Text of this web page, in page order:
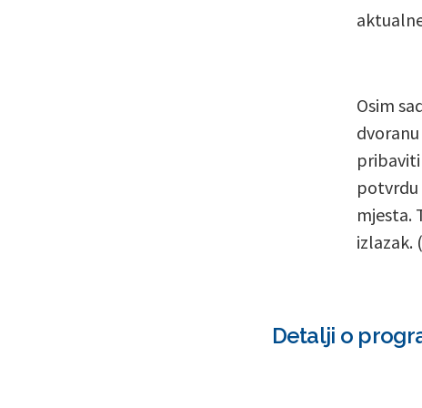
Osim
potvrdu
mjesta.
izlazak. (
Detalji o